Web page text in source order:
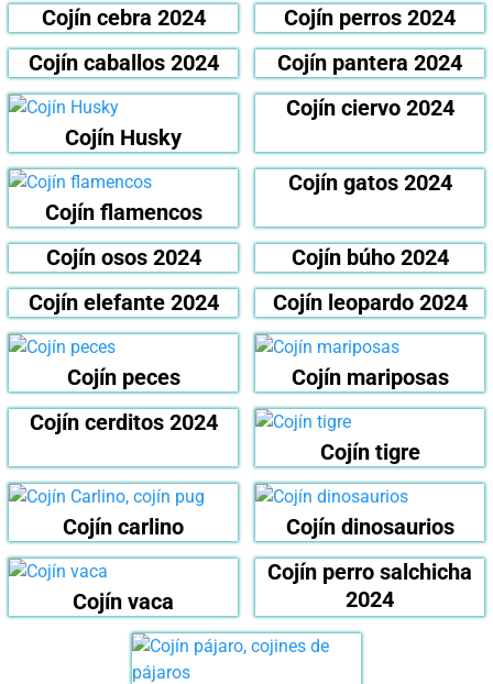
Cojín cebra 2024
Cojín perros 2024
Cojín caballos 2024
Cojín pantera 2024
Cojín Husky
Cojín ciervo 2024
Cojín flamencos
Cojín gatos 2024
Cojín osos 2024
Cojín búho 2024
Cojín elefante 2024
Cojín leopardo 2024
Cojín peces
Cojín mariposas
Cojín cerditos 2024
Cojín tigre
Cojín carlino Cojín dinosaurios
Cojín vaca
Cojín perro salchicha
2024